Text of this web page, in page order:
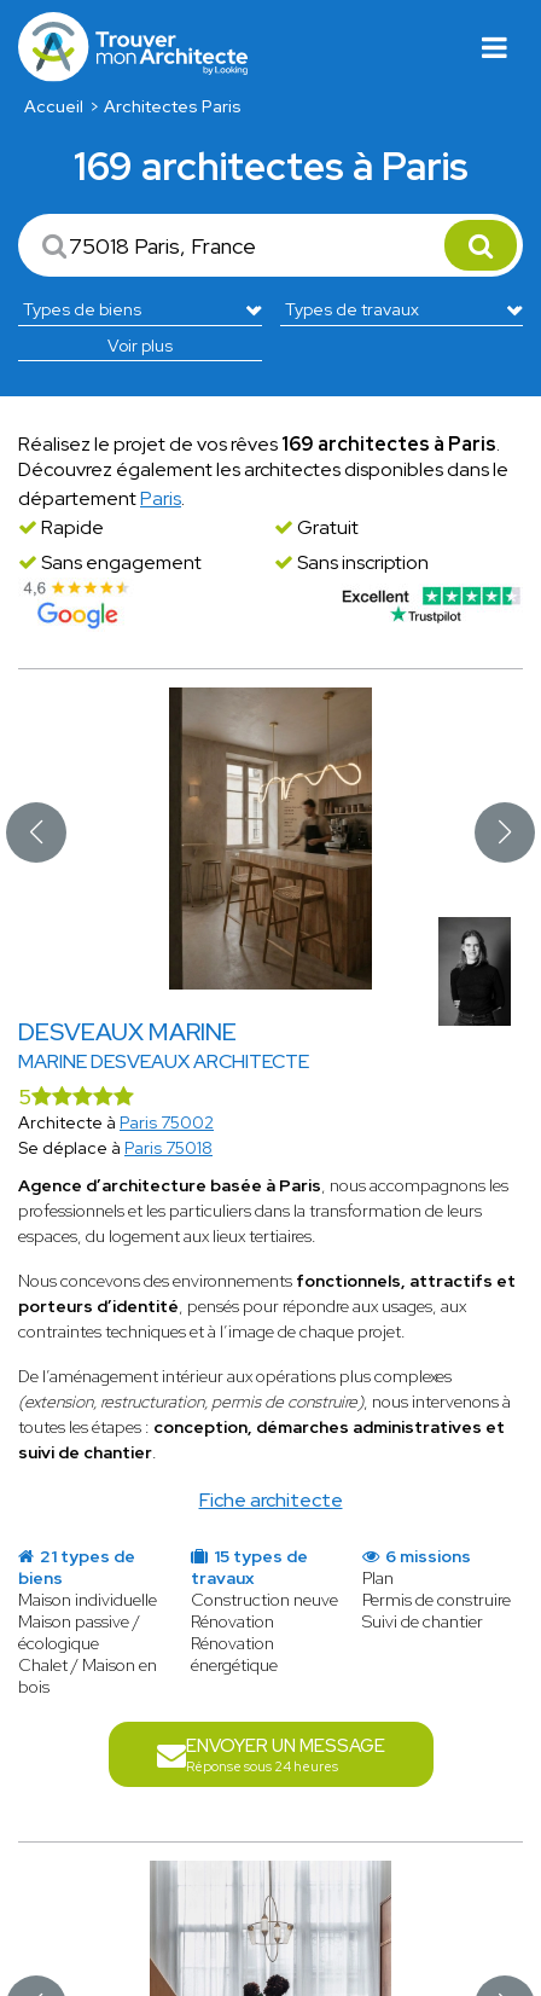
Accueil Architectes Paris
169 architectes à Paris
Voir plus
Réalisez le projet de vos rêves169 architectes à Paris.
Découvrez également les architectes disponibles dans le
départementParis.
Rapide
Gratuit
Sans engagement
Sans inscription
DESVEAUX MARINE
MARINE DESVEAUX ARCHITECTE
Fiche architecte
5
Architecte à Paris 75002
Se déplace à Paris 75018
Agence d’architecture basée à Paris, nous accompagnons les
professionnels et les particuliers dans la transformation de leurs
espaces, du logement aux lieux tertiaires.
Nous concevons des environnements fonctionnels, attractifs et
porteurs d’identité, pensés pour répondre aux usages, aux
contraintes techniques et à l’image de chaque projet.
De l’aménagement intérieur aux opérations plus complexes
(extension, restructuration, permis de construire), nous intervenons à
toutes les étapes : conception, démarches administratives et
suivi de chantier.
21 types de
biens
Maison individuelle
Maison passive /
écologique
Chalet / Maison en
bois
15 types de
travaux
Construction neuve
Rénovation
Rénovation
énergétique
6 missions
Plan
Permis de construire
Suivi de chantier
ENVOYER UN MESSAGE
Réponse sous 24 heures